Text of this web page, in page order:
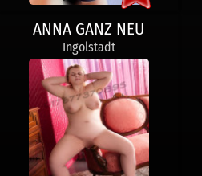
ANNA GANZ NEU
Ingolstadt